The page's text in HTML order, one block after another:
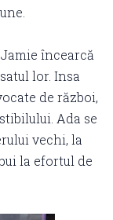
încearcă
lor. Insa
de război,
Ada se
vechi, la
la efortul de